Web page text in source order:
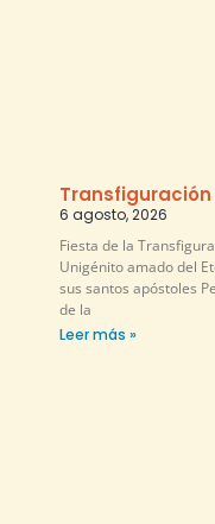
Transfiguración
6 agosto, 2026
Fiesta de la
Unigénito amado del
sus santos apóstoles
de la
Leer más »